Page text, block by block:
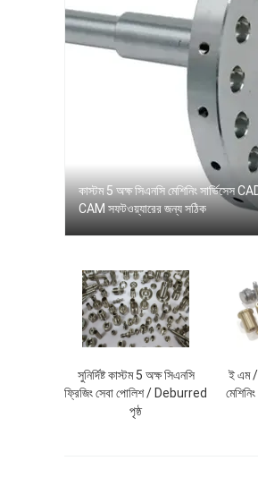
কাস্টম 5 অক্ষ সিএনসি মেশিনিং সার্ভিসেস
CAM সফটওয়্যারের জন্য সঠিক
সুনির্দিষ্ট কাস্টম 5 অক্ষ সিএনসি
ফ্রিজিং সেবা পোলিশ / Deburred
পৃষ্ঠ
ই এম /